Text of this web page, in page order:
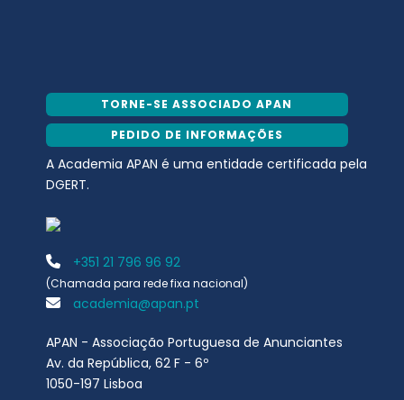
TORNE-SE ASSOCIADO APAN
PEDIDO DE INFORMAÇÕES
A Academia APAN é uma entidade certificada pela
DGERT.
+351 21 796 96 92
(Chamada para rede fixa nacional)
academia@apan.pt
APAN - Associação Portuguesa de Anunciantes
Av. da República, 62 F - 6º
1050-197 Lisboa